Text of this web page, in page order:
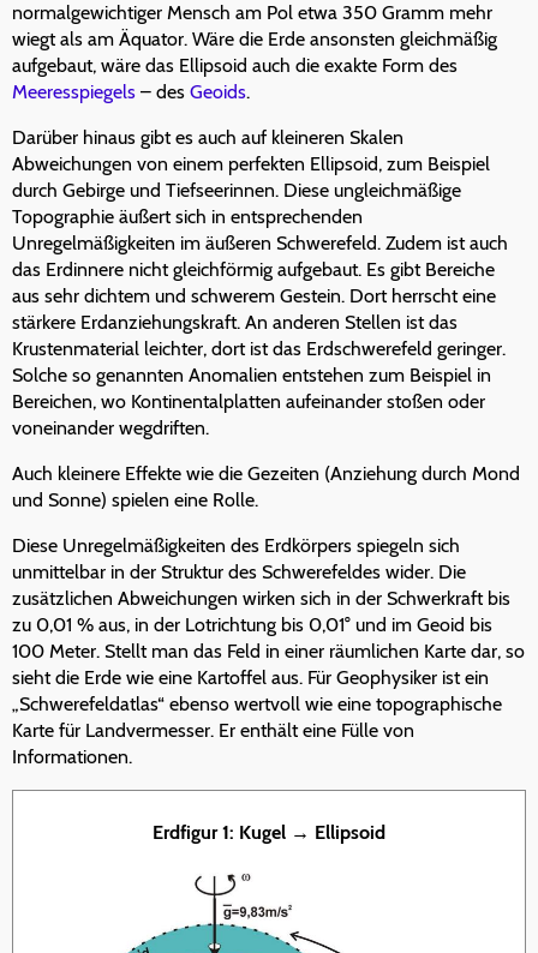
normalgewichtiger Mensch am Pol etwa 350 Gramm mehr
wiegt als am Äquator. Wäre die Erde ansonsten gleichmäßig
aufgebaut, wäre das Ellipsoid auch die exakte Form des
Meeresspiegels – des Geoids.
Darüber hinaus gibt es auch auf kleineren Skalen
Abweichungen von einem perfekten Ellipsoid, zum Beispiel
durch Gebirge und Tiefseerinnen. Diese ungleichmäßige
Topographie äußert sich in entsprechenden
Unregelmäßigkeiten im äußeren Schwerefeld. Zudem ist auch
das Erdinnere nicht gleichförmig aufgebaut. Es gibt Bereiche
aus sehr dichtem und schwerem Gestein. Dort herrscht eine
stärkere Erdanziehungskraft. An anderen Stellen ist das
Krustenmaterial leichter, dort ist das Erdschwerefeld geringer.
Solche so genannten Anomalien entstehen zum Beispiel in
Bereichen, wo Kontinentalplatten aufeinander stoßen oder
voneinander wegdriften.
Auch kleinere Effekte wie die Gezeiten (Anziehung durch Mond
und Sonne) spielen eine Rolle.
Diese Unregelmäßigkeiten des Erdkörpers spiegeln sich
unmittelbar in der Struktur des Schwerefeldes wider. Die
zusätzlichen Abweichungen wirken sich in der Schwerkraft bis
zu 0,01 % aus, in der Lotrichtung bis 0,01° und im Geoid bis
100 Meter. Stellt man das Feld in einer räumlichen Karte dar, so
sieht die Erde wie eine Kartoffel aus. Für Geophysiker ist ein
„Schwerefeldatlas“ ebenso wertvoll wie eine topographische
Karte für Landvermesser. Er enthält eine Fülle von
Informationen.
Erdfigur 1: Kugel → Ellipsoid